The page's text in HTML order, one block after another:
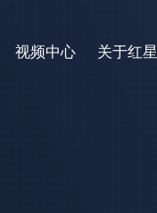
视频中心 关于红星